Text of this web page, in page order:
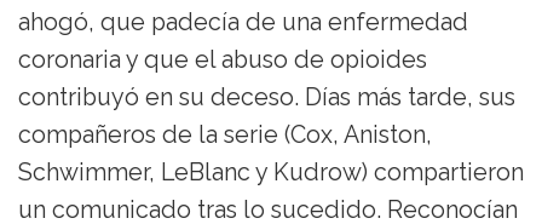
ahogó, que padecía de una enfermedad
coronaria y que el abuso de opioides
contribuyó en su deceso. Días más tarde, sus
compañeros de la serie (Cox, Aniston,
Schwimmer, LeBlanc y Kudrow) compartieron
un comunicado tras lo sucedido. Reconocían